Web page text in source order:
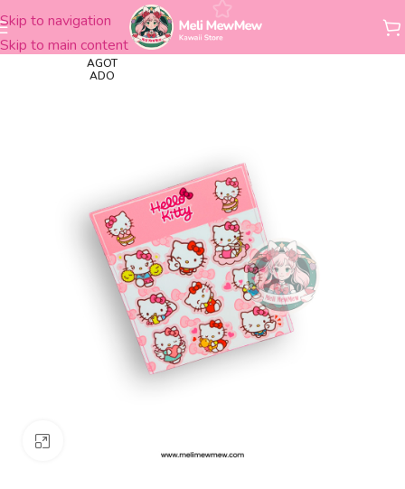
Skip to navigation
Skip to main content
Inicio Stickers
AGOT
ADO